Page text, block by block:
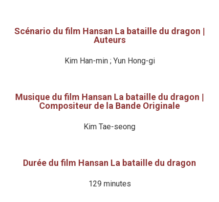
Scénario du film Hansan La bataille du dragon |
Auteurs
Kim Han-min ; Yun Hong-gi
Musique du film Hansan La bataille du dragon |
Compositeur de la Bande Originale
Kim Tae-seong
Durée du film Hansan La bataille du dragon
129 minutes